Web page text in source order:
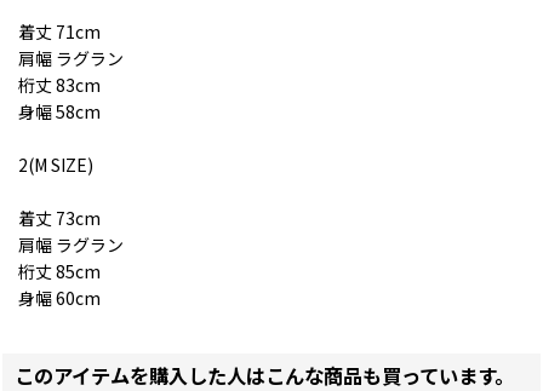
着丈 71cm
肩幅 ラグラン
桁丈 83cm
身幅 58cm
2(M SIZE)
着丈 73cm
肩幅 ラグラン
桁丈 85cm
身幅 60cm
このアイテムを購入した人はこんな商品も買っています。